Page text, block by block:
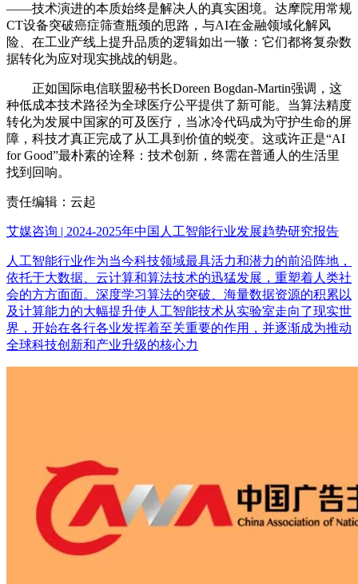
——技术演进的本质始终是​​解决人的真实困境​​。达摩院用常规
CT设备突破癌症筛查瓶颈的思路，与AI在金融领域化解风
险、在工业产线上提升品质的逻辑如出一辙：它们都将复杂数
据转化为应对现实挑战的钥匙。
正如国际电信联盟秘书长Doreen Bogdan-Martin强调，这
种​​低成本技术路径​​为全球医疗公平提供了新可能。当算法精度
转化为发展中国家的可及医疗，当冰冷代码成为守护生命的屏
障，科技才真正完成了从工具到价值的蜕变。这或许正是“AI
for Good”最朴素的诠释：技术创新，终需在普通人的生活里
找到回响。
责任编辑：云起
艾媒咨询 | 2024-2025年中国人工智能行业发展趋势研究报告
人工智能行业作为当今科技领域最具活力和潜力的前沿阵地，
依托于大数据、云计算和算法技术的迅猛发展，重塑着人类社
会的方方面面。深度学习算法的突破、海量数据资源的积累以
及计算能力的大幅提升使人工智能技术从实验室走向了现实世
界，开始在各行各业发挥着至关重要的作用，并逐渐成为推动
全球科技创新和产业升级的核心力